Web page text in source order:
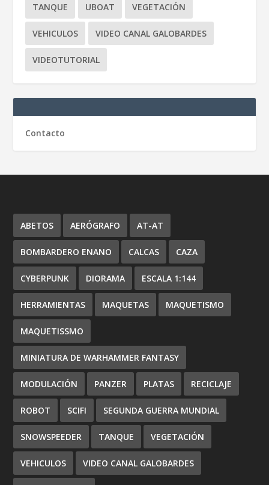
TANQUE UBOAT VEGETACIÓN
VEHICULOS VIDEO CANAL GALOBARDES
VIDEOTUTORIAL
Contacto
ABETOS AERÓGRAFO AT-AT
BOMBARDERO ENANO CALCAS CAZA
CYBERPUNK DIORAMA ESCALA 1:144
HERRAMIENTAS MAQUETAS MAQUETISMO
MAQUETISSMO
MINIATURA DE WARHAMMER FANTASY
MODULACIÓN PANZER PLATAS RECICLAJE
ROBOT SCIFI SEGUNDA GUERRA MUNDIAL
SNOWSPEEDER TANQUE VEGETACIÓN
VEHICULOS VIDEO CANAL GALOBARDES